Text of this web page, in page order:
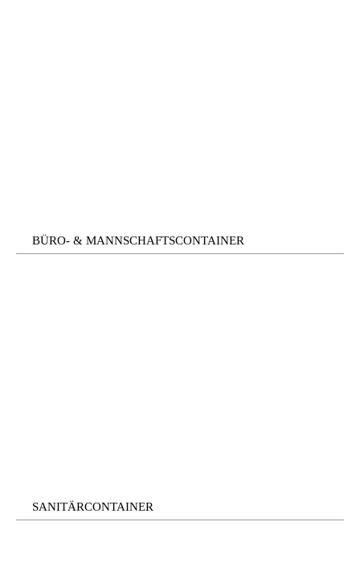
BÜRO- & MANNSCHAFTSCONTAINER
SANITÄRCONTAINER